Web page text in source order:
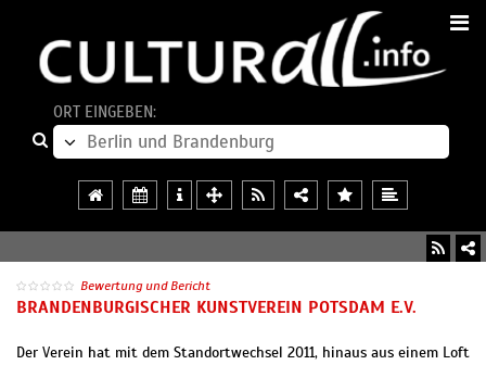
ORT EINGEBEN:
Bewertung und Bericht
BRANDENBURGISCHER KUNSTVEREIN POTSDAM E.V.
Der Verein hat mit dem Standortwechsel 2011, hinaus aus einem Loft